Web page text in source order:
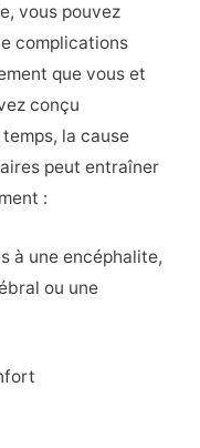
vous pouvez
complications
que vous et
conçu
la cause
peut entraîner
:
à une encéphalite,
ou une